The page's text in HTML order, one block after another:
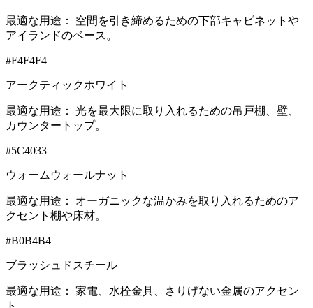
最適な用途：
空間を引き締めるための下部キャビネットや
アイランドのベース。
#F4F4F4
アークティックホワイト
最適な用途：
光を最大限に取り入れるための吊戸棚、壁、
カウンタートップ。
#5C4033
ウォームウォールナット
最適な用途：
オーガニックな温かみを取り入れるためのア
クセント棚や床材。
#B0B4B4
ブラッシュドスチール
最適な用途：
家電、水栓金具、さりげない金属のアクセン
ト。